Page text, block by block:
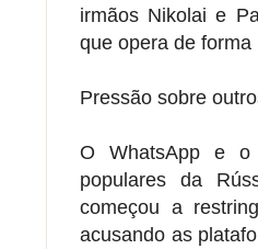
irmãos Nikolai e
que opera de
Pressão sobre
O WhatsApp e o
populares da
começou a
acusando as